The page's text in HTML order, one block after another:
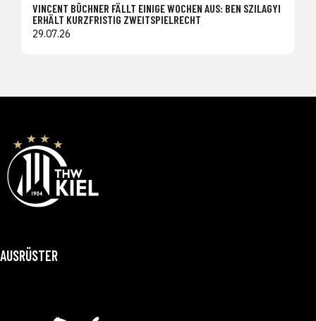
VINCENT BÜCHNER FÄLLT EINIGE WOCHEN AUS: BEN SZILAGYI
ERHÄLT KURZFRISTIG ZWEITSPIELRECHT
29.07.26
AUSRÜSTER